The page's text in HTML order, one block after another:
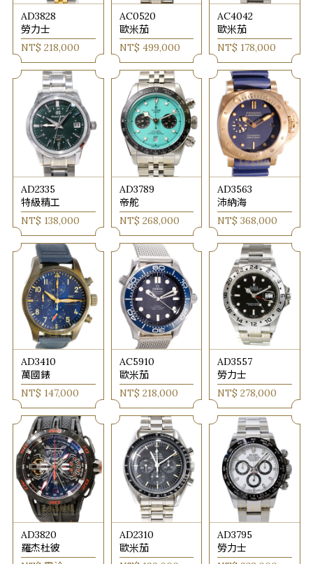
AD3828
勞力士
NT$ 218,000
AC0520
歐米茄
NT$ 499,000
AC4042
歐米茄
NT$ 178,000
AD2335
特級精工
NT$ 138,000
AD3789
帝舵
NT$ 268,000
AD3563
沛納海
NT$ 368,000
AD3410
萬國錶
NT$ 147,000
AC5910
歐米茄
NT$ 218,000
AD3557
勞力士
NT$ 278,000
AD3820
羅杰杜彼
AD2310
歐米茄
AD3795
勞力士